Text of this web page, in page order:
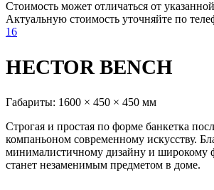
Стоимость может отличаться от
Актуальную стоимость уточняйте по
16
HECTOR BENCH
Габариты: 1600 × 450 × 450 мм
Строгая и простая по форме банкетка
компаньоном современному искусству.
минималистичному дизайну и широкому
станет незаменимым предметом в доме.